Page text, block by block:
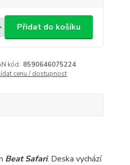
Přidat do košíku
kód: 8590646075224
cenu / dostupnost
Beat Safari. Deska vychází